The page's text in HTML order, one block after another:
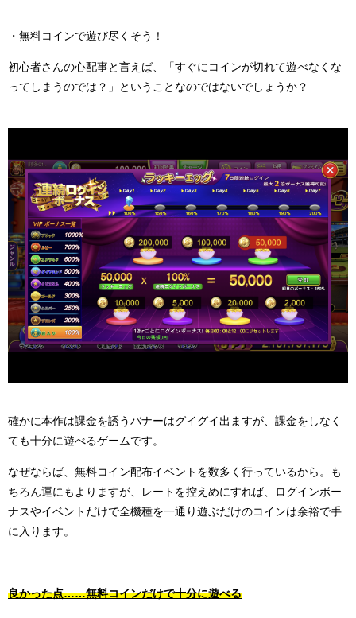
・無料コインで遊び尽くそう！
初心者さんの心配事と言えば、「すぐにコインが切れて遊べなくな
ってしまうのでは？」ということなのではないでしょうか？
確かに本作は課金を誘うバナーはグイグイ出ますが、課金をしなく
ても十分に遊べるゲームです。
なぜならば、無料コイン配布イベントを数多く行っているから。も
ちろん運にもよりますが、レートを控えめにすれば、ログインボー
ナスやイベントだけで全機種を一通り遊ぶだけのコインは余裕で手
に入ります。
良かった点……無料コインだけで十分に遊べる